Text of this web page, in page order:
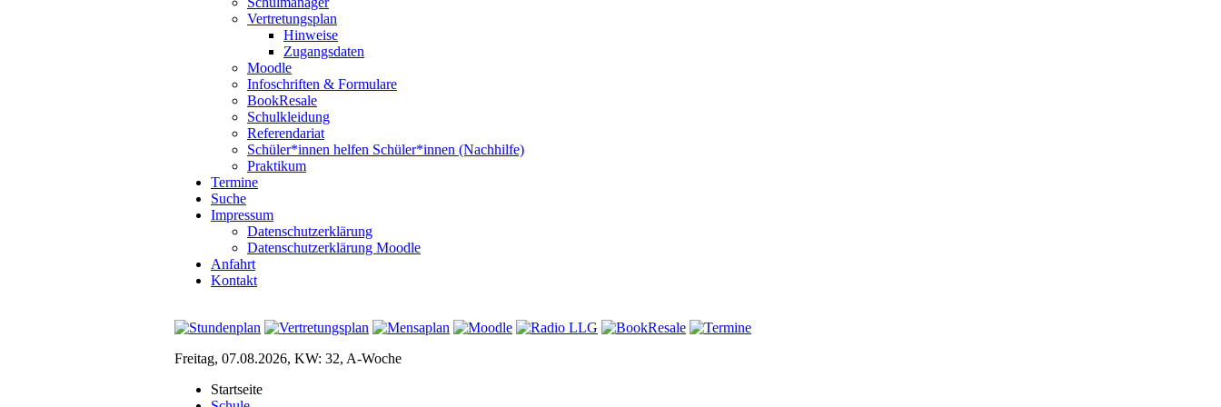
Vertretungsplan
Hinweise
Zugangsdaten
Moodle
Infoschriften & Formulare
BookResale
Schulkleidung
Referendariat
Schüler*innen helfen Schüler*innen (Nachhilfe)
Praktikum
Termine
Suche
Impressum
Datenschutzerklärung
Datenschutzerklärung Moodle
Anfahrt
Kontakt
Freitag, 07.08.2026, KW: 32, A-Woche
Startseite